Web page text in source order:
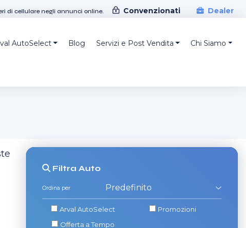
di cellulare negli annunci online. Convenzionati Dealer
AutoSelect Blog Servizi e Post Vendita Chi Siamo
Filtra Auto
Ordina per
Arval AutoSelect
Promozioni
Offerta a Tempo